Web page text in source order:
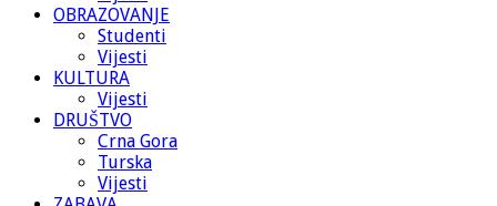
OBRAZOVANJE
Studenti
Vijesti
KULTURA
Vijesti
DRUŠTVO
Crna Gora
Turska
Vijesti